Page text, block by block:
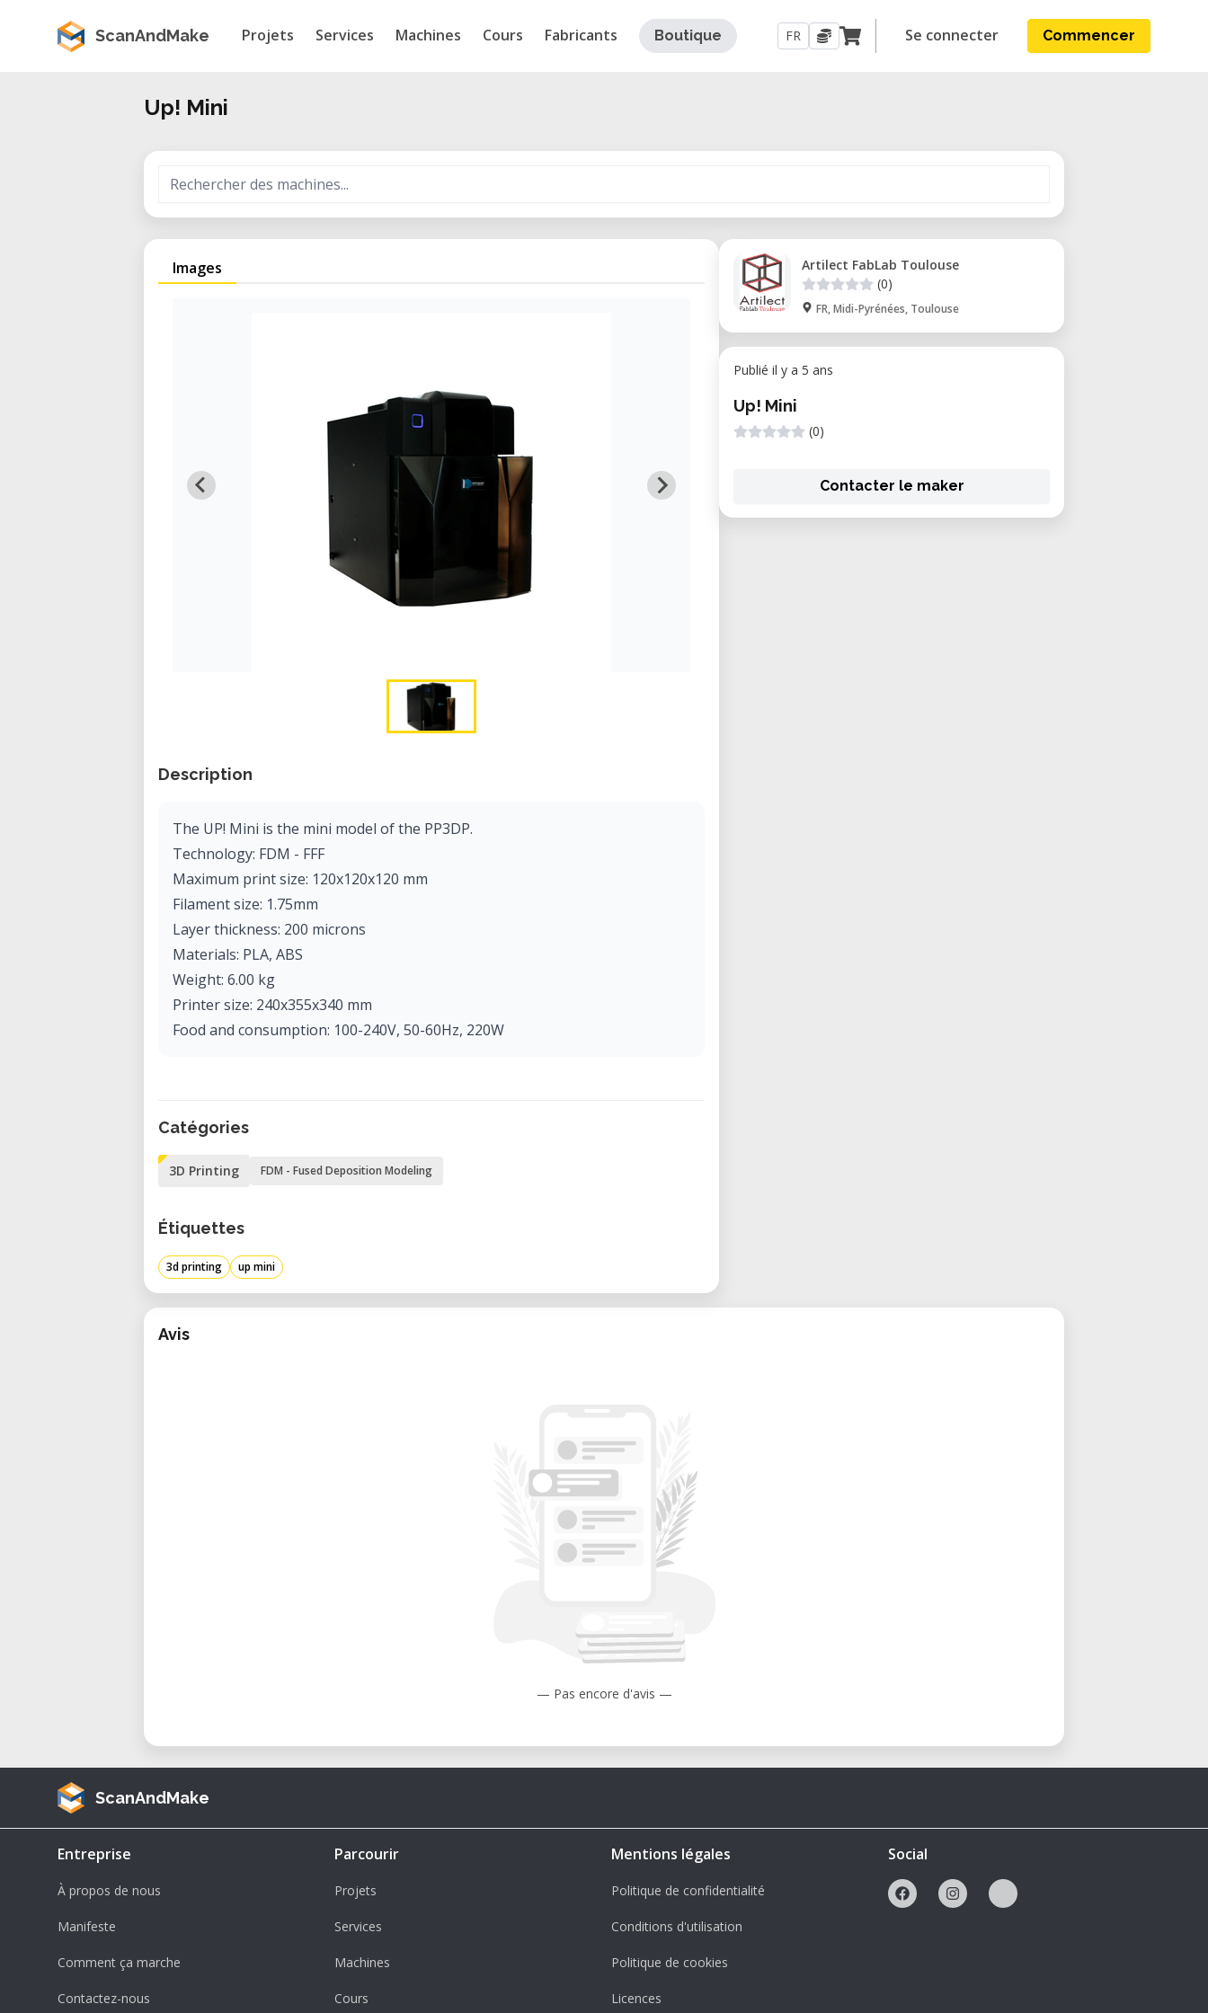
ScanAndMake Projets Services Machines Cours Fabricants Boutique FR Se connecter Commencer
Up! Mini
Images
Description
The UP! Mini is the mini model of the PP3DP.
Technology: FDM - FFF
Maximum print size: 120x120x120 mm
Filament size: 1.75mm
Layer thickness: 200 microns
Materials: PLA, ABS
Weight: 6.00 kg
Printer size: 240x355x340 mm
Food and consumption: 100-240V, 50-60Hz, 220W
Catégories
3D Printing FDM - Fused Deposition Modeling
Étiquettes
3d printing up mini
Artilect FabLab Toulouse
(0)
FR, Midi-Pyrénées, Toulouse
Publié il y a 5 ans
Up! Mini
(0)
Contacter le maker
Avis
— Pas encore d'avis —
ScanAndMake
Entreprise
À propos de nous
Manifeste
Comment ça marche
Contactez-nous
Parcourir
Projets
Services
Machines
Cours
Mentions légales
Politique de confidentialité
Conditions d'utilisation
Politique de cookies
Licences
Social